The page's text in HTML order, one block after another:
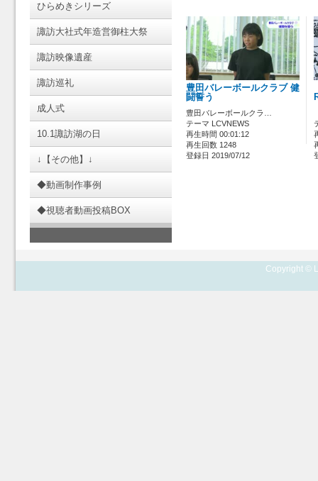
ひらめきシリーズ
諏訪大社式年造営御柱大祭
諏訪映像遺産
諏訪巡礼
成人式
10.1諏訪湖の日
↓【その他】↓
◆動画制作事例
◆視聴者動画投稿BOX
豊田バレーボールクラブ 健
闘誓う
豊田バレーボールクラ…
テーマ LCVNEWS
再生時間 00:01:12
再生回数 1248
登録日 2019/07/12
Copyright ©